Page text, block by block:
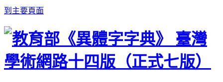
到主要頁面